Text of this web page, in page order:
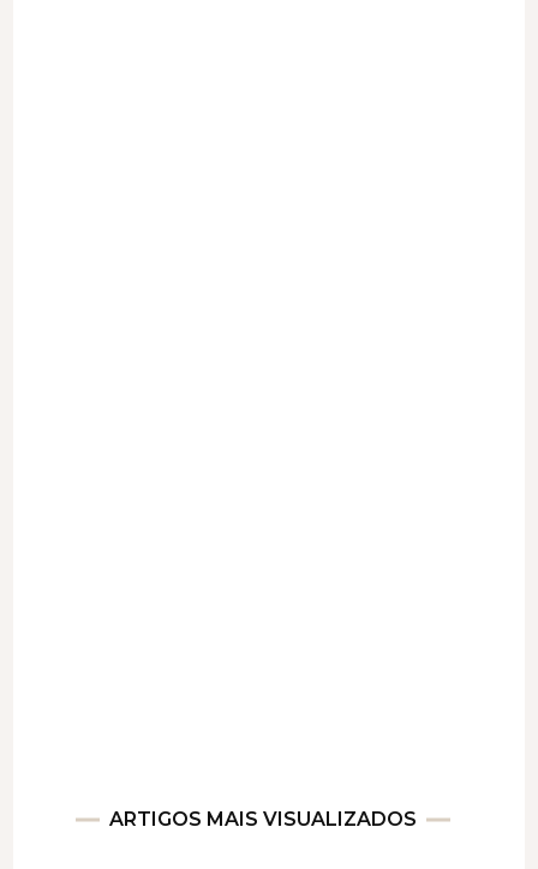
ARTIGOS MAIS VISUALIZADOS